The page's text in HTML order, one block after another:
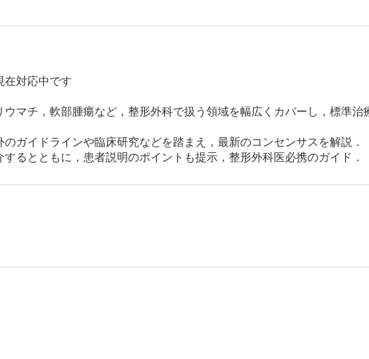
肉腫・骨嚢腫・線維性骨異形成
性疾患
症の予防
在対応中です
マチ，軟部腫瘍など，整形外科で扱う領域を幅広くカバーし，標準治
ガイドラインや臨床研究などを踏まえ，最新のコンセンサスを解説．
るとともに，患者説明のポイントも提示，整形外科医必携のガイド．